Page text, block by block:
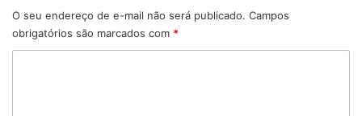
O seu endereço de e-mail não será publicado. Campos
obrigatórios são marcados com *